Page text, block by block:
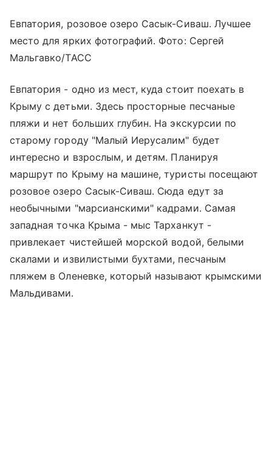
Евпатория, розовое озеро Сасык-Сиваш. Лучшее
место для ярких фотографий. Фото: Сергей
Мальгавко/ТАСС
Евпатория - одно из мест, куда стоит поехать в
Крыму с детьми. Здесь просторные песчаные
пляжи и нет больших глубин. На экскурсии по
старому городу "Малый Иерусалим" будет
интересно и взрослым, и детям. Планируя
маршрут по Крыму на машине, туристы посещают
розовое озеро Сасык-Сиваш. Сюда едут за
необычными "марсианскими" кадрами. Самая
западная точка Крыма - мыс Тарханкут -
привлекает чистейшей морской водой, белыми
скалами и извилистыми бухтами, песчаным
пляжем в Оленевке, который называют крымскими
Мальдивами.